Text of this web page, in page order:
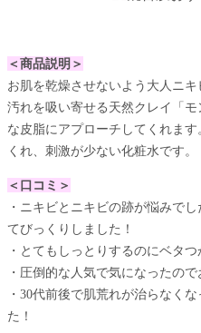
＜商品説明＞
お肌を乾燥させないよう大人ニ
汚れを吸い寄せる天然クレイ「
な皮脂にアプローチしてくれま
くれ、刺激が少ない化粧水です。
＜口コミ＞
・ニキビとニキビの跡が悩みで
てびっくりしました！
・とてもしっとりするのにベタ
・圧倒的な人気で気になったの
・30代前後で肌荒れが治らなく
た！